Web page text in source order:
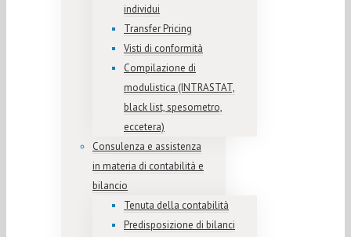
individui
Transfer Pricing
Visti di conformità
Compilazione di
modulistica (INTRASTAT,
black list, spesometro,
eccetera)
Consulenza e assistenza
in materia di contabilità e
bilancio
Tenuta della contabilità
Predisposizione di bilanci